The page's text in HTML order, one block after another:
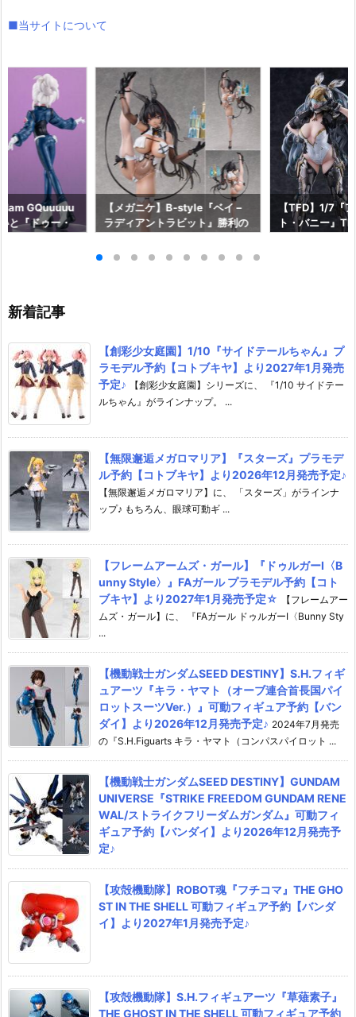
■当サイトについて
GQuuuuu
と『ドゥー・
【メガニケ】B-style『ベイ –
ラディアントラビット』勝利の
約【フリーイング】より2026
【TFD】1/7『
ト・バニー』
新着記事
【創彩少女庭園】1/10『サイドテールちゃん』プ
ラモデル予約【コトブキヤ】より2027年1月発売
予定♪
【創彩少女庭園】シリーズに、 『1/10 サイドテー
ルちゃん』がラインナップ。 ...
【無限邂逅メガロマリア】『スターズ』プラモデ
ル予約【コトブキヤ】より2026年12月発売予定♪
【無限邂逅メガロマリア】に、 「スターズ」がラインナ
ップ♪ もちろん、眼球可動ギ ...
【フレームアームズ・ガール】『ドゥルガーI〈B
unny Style〉』FAガール プラモデル予約【コト
ブキヤ】より2027年1月発売予定☆
【フレームアー
ムズ・ガール】に、 『FAガール ドゥルガーI〈Bunny Sty
...
【機動戦士ガンダムSEED DESTINY】S.H.フィギ
ュアーツ『キラ・ヤマト（オーブ連合首長国パイ
ロットスーツVer.）』可動フィギュア予約【バン
ダイ】より2026年12月発売予定♪ 2024年7月発売
の『S.H.Figuarts キラ・ヤマト（コンパスパイロット ...
【機動戦士ガンダムSEED DESTINY】GUNDAM
UNIVERSE『STRIKE FREEDOM GUNDAM RENE
WAL/ストライクフリーダムガンダム』可動フィ
ギュア予約【バンダイ】より2026年12月発売予
定♪
【攻殻機動隊】ROBOT魂『フチコマ』THE GHO
ST IN THE SHELL 可動フィギュア予約【バンダ
イ】より2027年1月発売予定♪
【攻殻機動隊】S.H.フィギュアーツ『草薙素子』
THE GHOST IN THE SHELL 可動フィギュア予約